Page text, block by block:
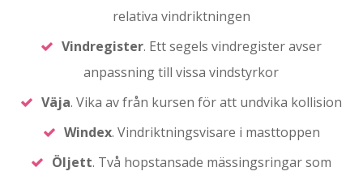
relativa vindriktningen
Vindregister. Ett segels vindregister avser
anpassning till vissa vindstyrkor
Väja. Vika av från kursen för att undvika kollision
Windex. Vindriktningsvisare i masttoppen
Öljett. Två hopstansade mässingsringar som